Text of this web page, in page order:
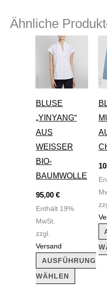
Ähnliche
BLUSE
„YINYANG“
AUS
WEISSER B
IO-B
AUMWOLLE
95,00 €
Enthält 19%
MwSt.
zzgl.
Versand
AUSFÜHRUNG
WÄHLEN
weist
mehrere
auf.
können
auf
werden